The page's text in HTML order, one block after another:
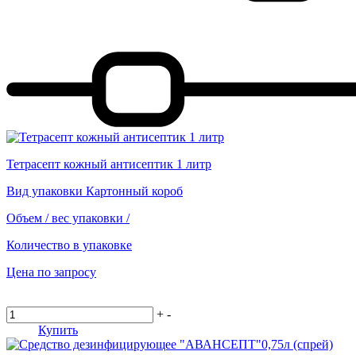
Тетрасепт кожный антисептик 1 литр
Вид упаковки Картонный короб
Объем / вес упаковки /
Количество в упаковке
Цена по запросу
+ -
Купить